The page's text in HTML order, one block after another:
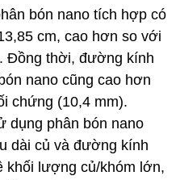
bón nano tích hợp có
cm, cao hơn so với
Đồng thời, đường kính
nano cũng cao hơn
chứng (10,4 mm).
dụng phân bón nano
dài củ và đường kính
khối lượng củ/khóm lớn,